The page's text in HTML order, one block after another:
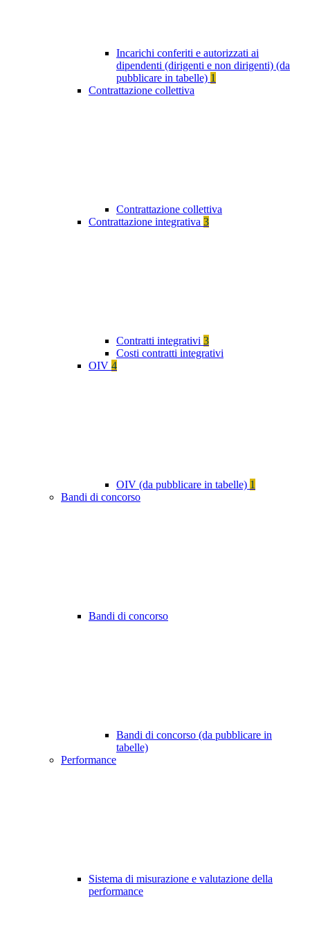
Incarichi conferiti e autorizzati ai
dipendenti (dirigenti e non dirigenti) (da
pubblicare in tabelle) 1
Contrattazione collettiva
Contrattazione collettiva
Contrattazione integrativa 3
Contratti integrativi 3
Costi contratti integrativi
OIV 4
OIV (da pubblicare in tabelle) 1
Bandi di concorso
Bandi di concorso
Bandi di concorso (da pubblicare in
tabelle)
Performance
Sistema di misurazione e valutazione della
performance